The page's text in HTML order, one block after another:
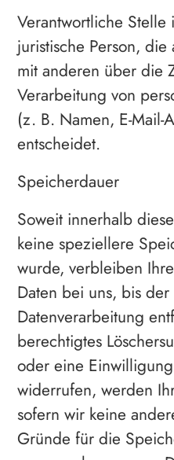
Verantwortliche
juristische Person,
mit anderen über die
Verarbeitung von
(z. B. Namen, E-Mail-
entscheidet.
Speicherdauer
Soweit innerhalb
keine speziellere
wurde, verbleiben
Daten bei uns, bis
Datenverarbeitung
berechtigtes
oder eine
widerrufen, werden
sofern wir keine
Gründe für die